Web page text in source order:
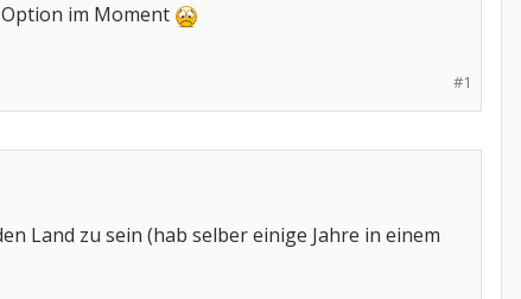
im Moment
#1
Land zu sein (hab selber einige Jahre in einem